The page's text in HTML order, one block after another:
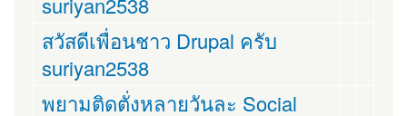
สวัสดีเพื่อนชาว Drupal ครับ
suriyan2538
พยามติดตั่งหลายวันละ Social